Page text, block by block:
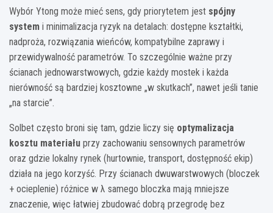
Wybór Ytong może mieć sens, gdy priorytetem jest spójny
system i minimalizacja ryzyk na detalach: dostępne kształtki,
nadproża, rozwiązania wieńców, kompatybilne zaprawy i
przewidywalność parametrów. To szczególnie ważne przy
ścianach jednowarstwowych, gdzie każdy mostek i każda
nierówność są bardziej kosztowne „w skutkach”, nawet jeśli tanie
„na starcie”.
Solbet często broni się tam, gdzie liczy się optymalizacja
kosztu materiału przy zachowaniu sensownych parametrów
oraz gdzie lokalny rynek (hurtownie, transport, dostępność ekip)
działa na jego korzyść. Przy ścianach dwuwarstwowych (bloczek
+ ocieplenie) różnice w λ samego bloczka mają mniejsze
znaczenie, więc łatwiej zbudować dobrą przegrodę bez